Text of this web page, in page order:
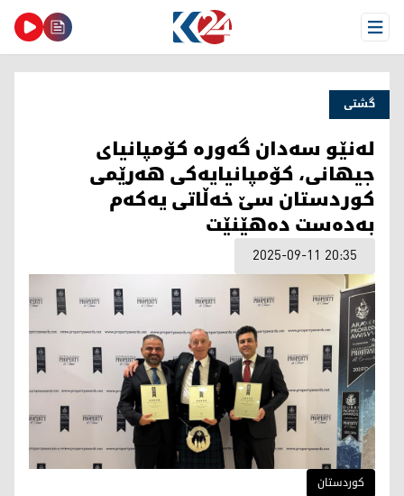
Open Menu
گشتی
لەنێو سەدان گەورە کۆمپانیای
جیهانی، کۆمپانیایەکی هەرێمی
کوردستان سێ خەڵاتی یەکەم
بەدەست دەهێنێت
2025-09-11 20:35
کوردستان